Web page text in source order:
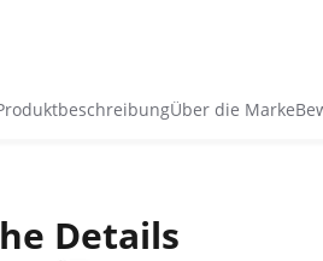
Über die Marke
Details